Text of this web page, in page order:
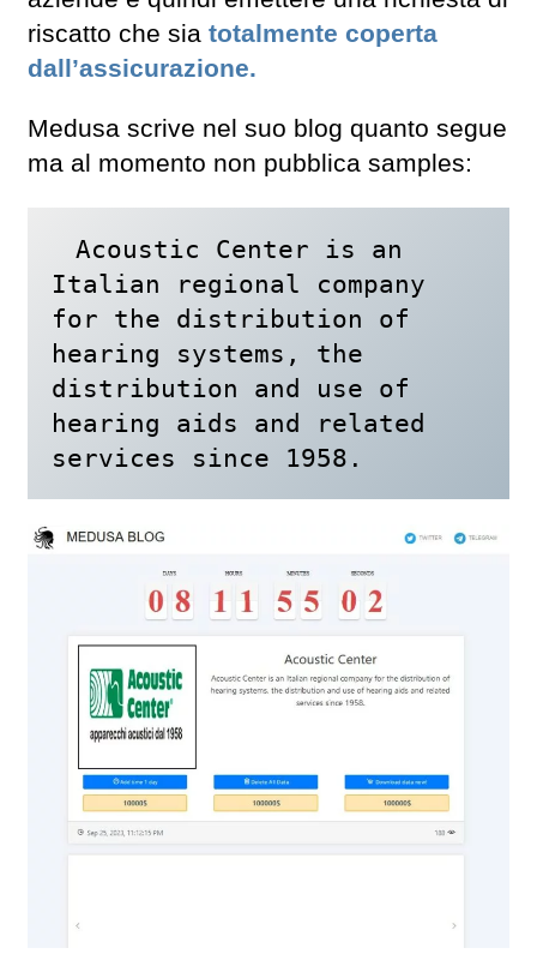
riscatto che sia totalmente coperta
dall’assicurazione.
Medusa scrive nel suo blog quanto segue
ma al momento non pubblica samples:
Acoustic Center is an
Italian regional company
for the distribution of
hearing systems, the
distribution and use of
hearing aids and related
services since 1958.